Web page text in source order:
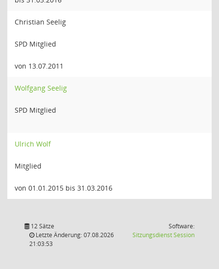
Christian Seelig
SPD Mitglied
von 13.07.2011
Wolfgang Seelig
SPD Mitglied
Ulrich Wolf
Mitglied
von 01.01.2015 bis 31.03.2016
12 Sätze
Letzte Änderung: 07.08.2026
21:03:53
Software:
SitzungsdienstSession(Wird in